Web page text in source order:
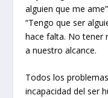
alguien que me
“Tengo que ser
hace falta. No tener
a nuestro alcance.
Todos los
incapacidad del ser